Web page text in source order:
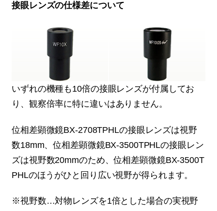
接眼レンズの仕様差について
いずれの機種も10倍の接眼レンズが付属してお
り、観察倍率に特に違いはありません。
位相差顕微鏡BX-2708TPHLの接眼レンズは視野
数18mm、位相差顕微鏡BX-3500TPHLの接眼レン
ズは視野数20mmのため、位相差顕微鏡BX-3500T
PHLのほうがひと回り広い視野が得られます。
※視野数…対物レンズを1倍とした場合の実視野